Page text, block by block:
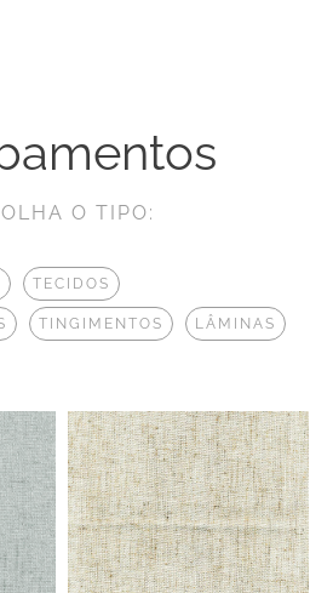
O TIPO:
TECIDOS
TINGIMENTOS LÂMINAS